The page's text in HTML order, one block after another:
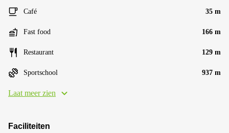
Café 35 m
Fast food 166 m
Restaurant 129 m
Sportschool 937 m
Laat meer zien
Faciliteiten